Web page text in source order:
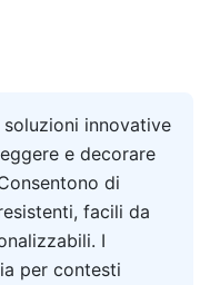
innovative
e decorare
di
facili da
I
per contesti